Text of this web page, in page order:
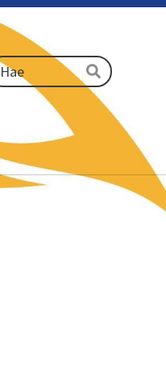
Haku
Hae